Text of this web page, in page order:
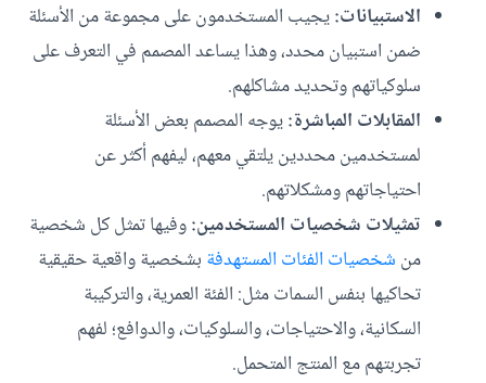
الاستبيانات:يجيب المستخدمون على مجموعة من الأسئلة
ضمن استبيان محدد، وهذا يساعد المصمم في التعرف على
سلوكياتهم وتحديد مشاكلهم.
المقابلات المباشرة:يوجه المصمم بعض الأسئلة
لمستخدمين محددين يلتقي معهم، ليفهم أكثر عن
احتياجاتهم ومشكلاتهم.
تمثيلات شخصيات المستخدمين:وفيها تمثل كل شخصية
من شخصيات الفئات المستهدفة بشخصية واقعية حقيقية
تحاكيها بنفس السمات مثل: الفئة العمرية، والتركيبة
السكانية، والاحتياجات، والسلوكيات، والدوافع؛ لفهم
تجربتهم مع المنتج المتحمل.